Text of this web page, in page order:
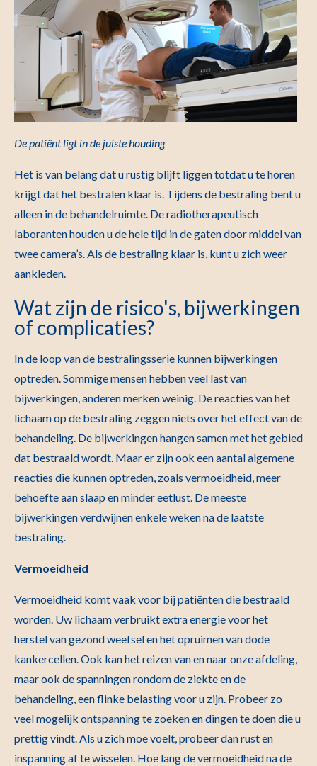
De patiënt ligt in de juiste houding
Het is van belang dat u rustig blijft liggen totdat u te horen
krijgt dat het bestralen klaar is. Tijdens de bestraling bent u
alleen in de behandelruimte. De radiotherapeutisch
laboranten houden u de hele tijd in de gaten door middel van
twee camera’s. Als de bestraling klaar is, kunt u zich weer
aankleden.
Wat zijn de risico's, bijwerkingen
of complicaties?
In de loop van de bestralingsserie kunnen bijwerkingen
optreden. Sommige mensen hebben veel last van
bijwerkingen, anderen merken weinig. De reacties van het
lichaam op de bestraling zeggen niets over het effect van de
behandeling. De bijwerkingen hangen samen met het gebied
dat bestraald wordt. Maar er zijn ook een aantal algemene
reacties die kunnen optreden, zoals vermoeidheid, meer
behoefte aan slaap en minder eetlust. De meeste
bijwerkingen verdwijnen enkele weken na de laatste
bestraling.
Vermoeidheid
Vermoeidheid komt vaak voor bij patiënten die bestraald
worden. Uw lichaam verbruikt extra energie voor het
herstel van gezond weefsel en het opruimen van dode
kankercellen. Ook kan het reizen van en naar onze afdeling,
maar ook de spanningen rondom de ziekte en de
behandeling, een flinke belasting voor u zijn. Probeer zo
veel mogelijk ontspanning te zoeken en dingen te doen die u
prettig vindt. Als u zich moe voelt, probeer dan rust en
inspanning af te wisselen. Hoe lang de vermoeidheid na de